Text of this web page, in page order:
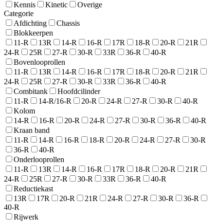
Kennis
Kinetic
Overige
Categorie
Afdichting
Chassis
Blokkeerpen
11-R
13R 14-R 16-R 17R 18-R 20-R
21R
24-R
25R 27-R 30-R 33R 36-R
40-R
Bovenlooprollen
11-R
13R 14-R 16-R 17R 18-R 20-R
21R
24-R
25R 27-R 30-R 33R 36-R
40-R
Combitank
Hoofdcilinder
11-R
14-R/16-R 20-R 24-R 27-R 30-R
40-R
Kolom
14-R
16-R 20-R 24-R 27-R 30-R 36-R
40-R
Kraan band
11-R
14-R 16-R 18-R 20-R 24-R 27-R
30-R
36-R
40-R
Onderlooprollen
11-R
13R 14-R 16-R 17R 18-R 20-R
21R
24-R
25R 27-R 30-R 33R 36-R
40-R
Reductiekast
13R
17R 20-R 21R 24-R 27-R 30-R
36-R
40-R
Rijwerk